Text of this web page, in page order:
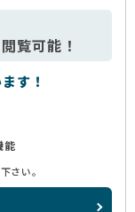
閲覧可能！
す！
能
さい。